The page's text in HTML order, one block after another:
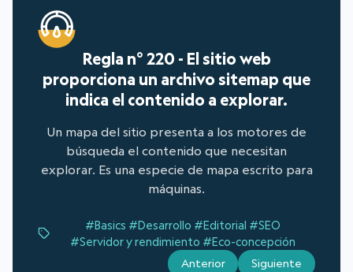
Regla n° 220 - El sitio web
proporciona un archivo sitemap que
indica el contenido a explorar.
Un mapa del sitio presenta a los motores de
búsqueda el contenido que necesitan
explorar. Es una especie de mapa escrito para
máquinas.
#Basics #Desarrollo #Editorial #SEO
#Servidor y rendimiento #Eco-concepción
Anterior Siguiente